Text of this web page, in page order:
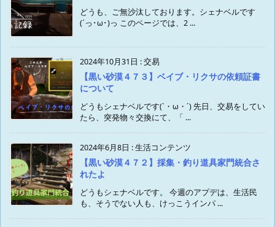
どうも、ご無沙汰しております。シェナベルです
(´っ･ω･)っ このページでは、2 ...
2024年10月31日 :交易
【黒い砂漠４７３】ベイブ・リクサの依頼証書
について
どうもシェナベルです(`・ω・´) 先日、交易をしてい
たら、突発物々交換にて、「 ...
2024年6月8日 :生活コンテンツ
【黒い砂漠４７２】採集・釣り道具家門統合さ
れたよ
どうもシェナベルです。 今週のアプデは、生活民
も、そうでない人も、けっこうインパ ...